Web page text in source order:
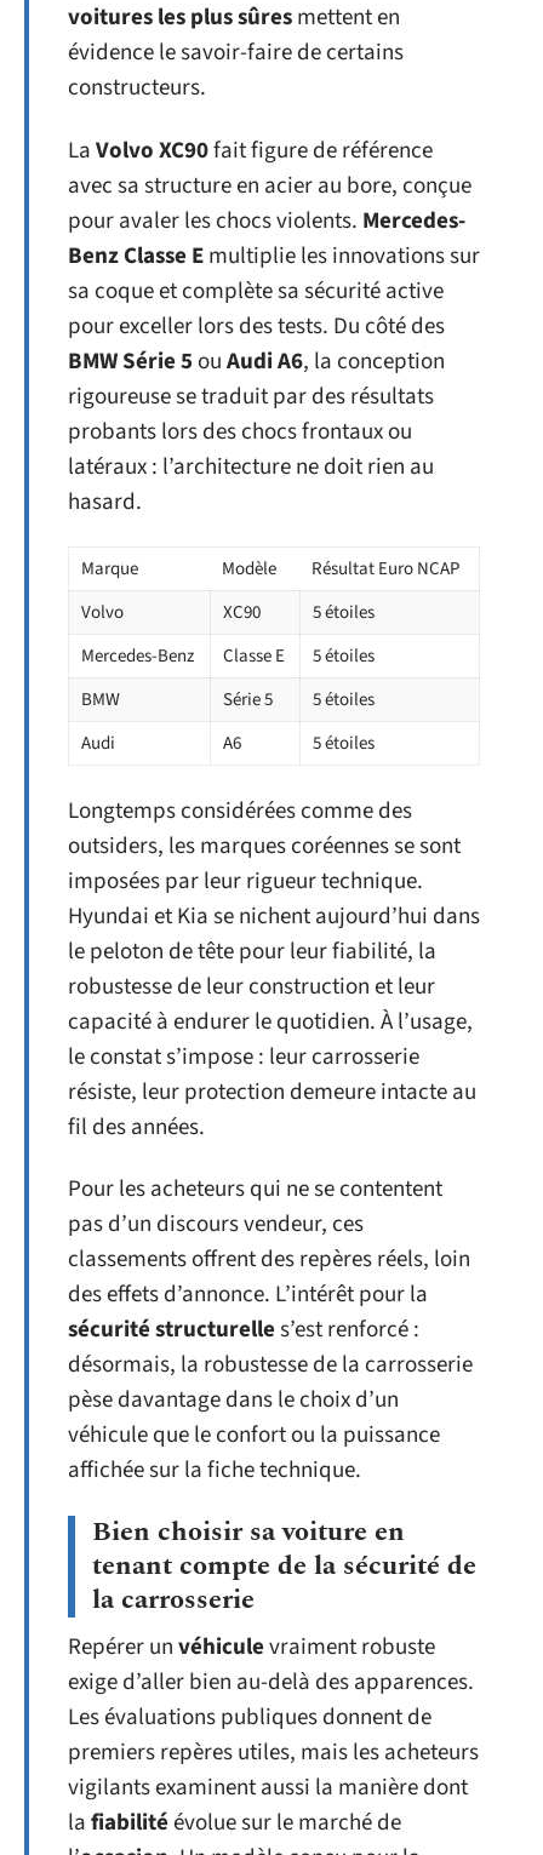
voitures les plus sûresmettent en
évidence le savoir-faire de certains
constructeurs.
LaVolvo XC90fait figure de référence
avec sa structure en acier au bore, conçue
pour avaler les chocs violents. Mercedes-
Benz Classe Emultiplie les innovations sur
sa coque et complète sa sécurité active
pour exceller lors des tests. Du côté des
BMW Série 5 ouAudi A6, la conception
rigoureuse se traduit par des résultats
probants lors des chocs frontaux ou
latéraux : l’architecture ne doit rien au
hasard.
Marque Modèle
Résultat Euro NCAP
Volvo
XC90
5 étoiles
Mercedes-Benz
Classe E
5 étoiles
BMW
Série 5
5 étoiles
Audi
A6 5 étoiles
Longtemps considérées comme des
outsiders, les marques coréennes se sont
imposées par leur rigueur technique.
Hyundai et Kia se nichent aujourd’hui dans
le peloton de tête pour leur fiabilité, la
robustesse de leur construction et leur
capacité à endurer le quotidien. À l’usage,
le constat s’impose : leur carrosserie
résiste, leur protection demeure intacte au
fil des années.
Pour les acheteurs qui ne se contentent
pas d’un discours vendeur, ces
classements offrent des repères réels, loin
des effets d’annonce. L’intérêt pour la
sécurité structurelles’est renforcé :
désormais, la robustesse de la carrosserie
pèse davantage dans le choix d’un
véhicule que le confort ou la puissance
affichée sur la fiche technique.
Bien choisir sa voiture en
tenant compte de la sécurité de
la carrosserie
Repérer unvéhiculevraiment robuste
exige d’aller bien au-delà des apparences.
Les évaluations publiques donnent de
premiers repères utiles, mais les acheteurs
vigilants examinent aussi la manière dont
lafiabilitéévolue sur le marché de